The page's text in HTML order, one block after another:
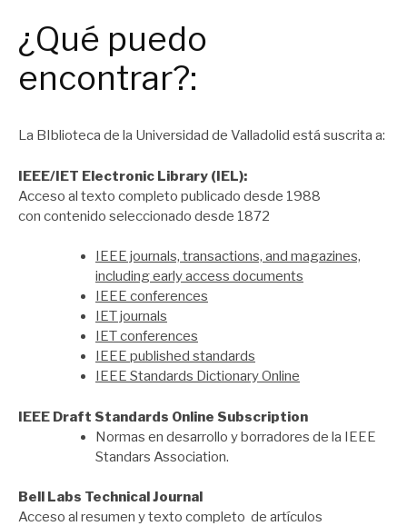
¿Qué puedo
encontrar?:
La BIblioteca de la Universidad de Valladolid está suscrita a:
​IEEE/IET Electronic Library (IEL):
Acceso al texto completo publicado desde 1988
con contenido seleccionado desde 1872
IEEE journals, transactions, and magazines,
including early access documents
IEEE conferences
IET journals
IET conferences
IEEE published standards
IEEE Standards Dictionary Online
IEEE Draft Standards Online Subscription
Normas en desarrollo y borradores de la IEEE
Standars Association.
Bell Labs Technical Journal
Acceso al resumen y texto completo de artículos